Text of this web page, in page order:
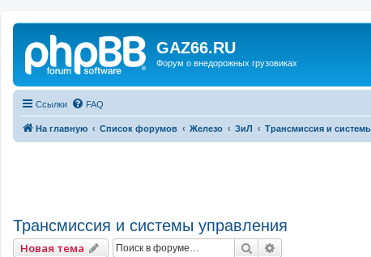
GAZ66.RU
Форум о внедорожных грузовиках
Ссылки FAQ
На главную Список форумов Железо ЗиЛ Трансмиссия и
Трансмиссия и системы управления
Новая тема Поиск